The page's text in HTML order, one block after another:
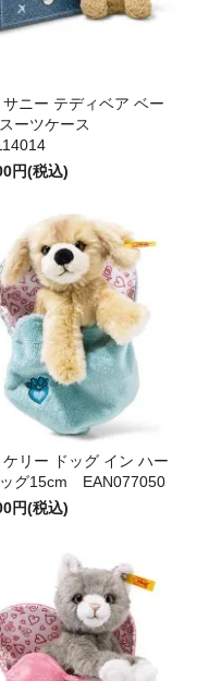
ニー テディベア ベー
ーツケース
円(税込)
リー ドッグ イン ハー
ッグ15cm EAN077050
円(税込)